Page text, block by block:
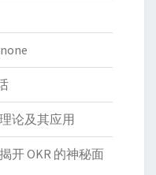
论及其应用
开 OKR 的神秘面